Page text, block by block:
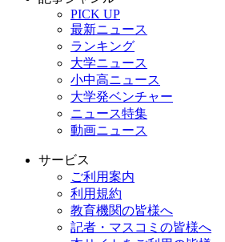
PICK UP
最新ニュース
ランキング
大学ニュース
小中高ニュース
大学発ベンチャー
ニュース特集
動画ニュース
サービス
ご利用案内
利用規約
教育機関の皆様へ
記者・マスコミの皆様へ